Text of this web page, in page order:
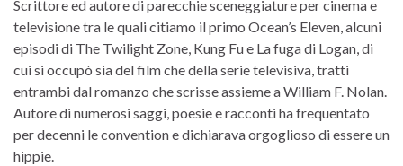
Scrittore ed autore di parecchie sceneggiature per cinema e
televisione tra le quali citiamo il primo Ocean’s Eleven, alcuni
episodi di The Twilight Zone, Kung Fu e La fuga di Logan, di
cui si occupò sia del film che della serie televisiva, tratti
entrambi dal romanzo che scrisse assieme a William F. Nolan.
Autore di numerosi saggi, poesie e racconti ha frequentato
per decenni le convention e dichiarava orgoglioso di essere un
hippie.